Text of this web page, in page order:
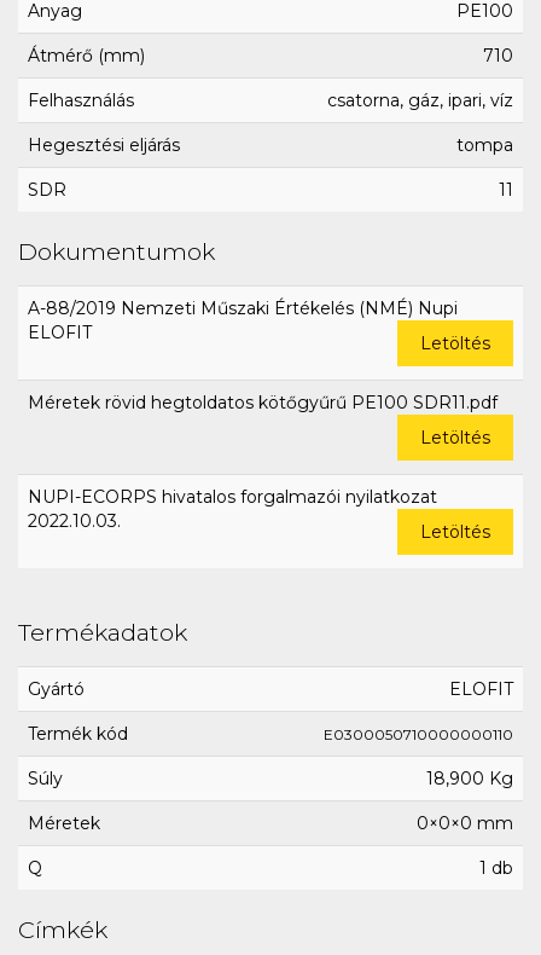
Anyag PE100
Átmérő (mm) 710
Felhasználás csatorna, gáz, ipari, víz
Hegesztési eljárás tompa
SDR 11
Dokumentumok
A-88/2019 Nemzeti Műszaki Értékelés (NMÉ) Nupi
ELOFIT
Letöltés
Méretek rövid hegtoldatos kötőgyűrű PE100 SDR11.pdf
Letöltés
NUPI-ECORPS hivatalos forgalmazói nyilatkozat
2022.10.03.
Letöltés
Termékadatok
Gyártó ELOFIT
Termék kód E0300050710000000110
Súly 18,900 Kg
Méretek 0×0×0 mm
Q 1 db
Címkék